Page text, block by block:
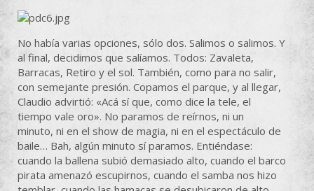
No había varias opciones, sólo dos. Salimos o salimos. Y
al final, decidimos que salíamos. Todos: Zavaleta,
Barracas, Retiro y el sol. También, como para no salir,
con semejante presión. Copamos el parque, y al llegar,
Claudio advirtió: «Acá sí que, como dice la tele, el
tiempo vale oro». No paramos de reírnos, ni un
minuto, ni en el show de magia, ni en el espectáculo de
baile… Bah, algún minuto sí paramos. Entiéndase:
cuando la ballena subió demasiado alto, cuando el barco
pirata amenazó escupirnos, cuando el samba nos hizo